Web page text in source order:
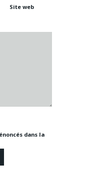
Site web
dans la